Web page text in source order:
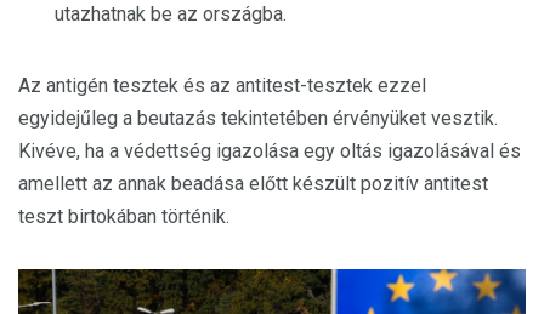
utazhatnak be az országba.
Az antigén tesztek és az antitest-tesztek ezzel
egyidejűleg a beutazás tekintetében érvényüket vesztik.
Kivéve, ha a védettség igazolása egy oltás igazolásával és
amellett az annak beadása előtt készült pozitív antitest
teszt birtokában történik.